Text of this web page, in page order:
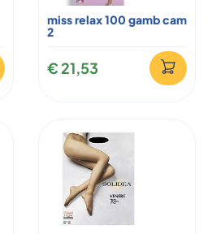
miss relax 100 gamb cam
2
€ 21,53